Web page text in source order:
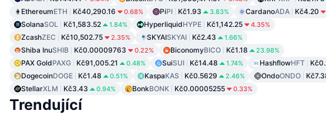
EthereumETH Kč40,290.16 0.68% PiPI Kč1.93 3.83% CardanoADA Kč4.20
SolanaSOL Kč1,583.52 1.84% HyperliquidHYPE Kč1,142.25 4.35%
ZcashZEC Kč10,502.75 2.35% SKYAISKYAI Kč2.43 1.66%
Shiba InuSHIB Kč0.00009763 0.22% BiconomyBICO Kč1.18 23.98%
PAX GoldPAXG Kč91,005.21 0.48% SuiSUI Kč14.48 1.74% HashflowHFT
DogecoinDOGE Kč1.48 0.51% KaspaKAS Kč0.5629 2.46% OndoONDO
StellarXLM Kč3.43 0.94% BonkBONK Kč0.00005255 0.33%
Trendující